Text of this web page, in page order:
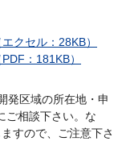
クセル：28KB）
：181KB）
発区域の所在地・申
ご相談下さい。な
すので、ご注意下さ